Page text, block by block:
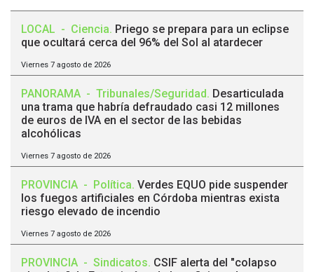
LOCAL - Ciencia. Priego se prepara para un eclipse
que ocultará cerca del 96% del Sol al atardecer
Viernes 7 agosto de 2026
PANORAMA - Tribunales/Seguridad. Desarticulada
una trama que habría defraudado casi 12 millones
de euros de IVA en el sector de las bebidas
alcohólicas
Viernes 7 agosto de 2026
PROVINCIA - Política. Verdes EQUO pide suspender
los fuegos artificiales en Córdoba mientras exista
riesgo elevado de incendio
Viernes 7 agosto de 2026
PROVINCIA - Sindicatos. CSIF alerta del "colapso